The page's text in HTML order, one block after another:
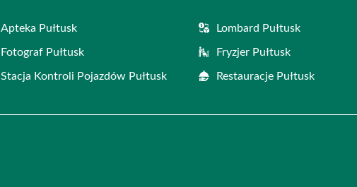
Apteka Pułtusk Lombard Pułtusk
Fotograf Pułtusk Fryzjer Pułtusk
Stacja Kontroli Pojazdów Pułtusk Restauracje Pułtusk